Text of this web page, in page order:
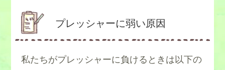
プレッシャーに弱い原因
私たちがプレッシャーに負けるときは以下の